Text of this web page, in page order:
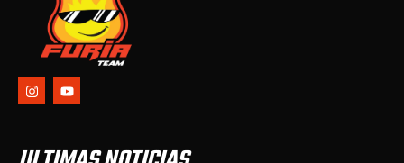
I
n
s
r
Y
o
u
e